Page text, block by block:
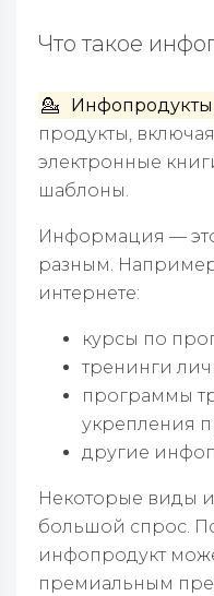
Что такое
💁 Инфопродукты
продукты,
электронные
шаблоны.
Информация —
разным.
интернете:
курсы по
тренинги
программы
укрепления
другие
Некоторые виды
большой спрос.
инфопродукт
премиальным